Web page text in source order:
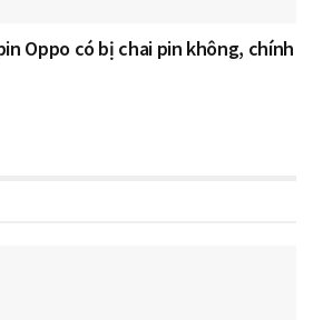
Oppo có bị chai pin không, chính